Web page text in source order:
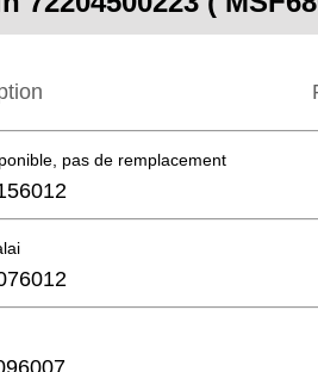
pas de remplacement